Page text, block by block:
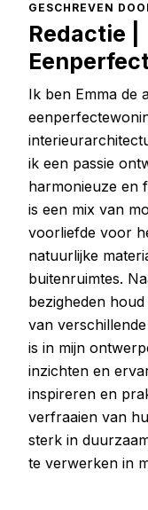
GESCHREVEN
Redactie |
Ik ben Emma de
ik een passie
harmonieuze en
is een mix van
voorliefde voor
natuurlijke
buitenruimtes.
bezigheden
van
is in mijn
inzichten en
inspireren en
verfraaien van
sterk in
te verwerken in